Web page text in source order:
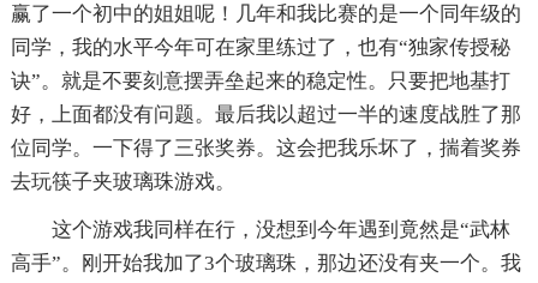
赢了一个初中的姐姐呢！几年和我比赛的是一个同年级的
同学，我的水平今年可在家里练过了，也有“独家传授秘
诀”。就是不要刻意摆弄垒起来的稳定性。只要把地基打
好，上面都没有问题。最后我以超过一半的速度战胜了那
位同学。一下得了三张奖券。这会把我乐坏了，揣着奖券
去玩筷子夹玻璃珠游戏。
这个游戏我同样在行，没想到今年遇到竟然是“武林
高手”。刚开始我加了3个玻璃珠，那边还没有夹一个。我